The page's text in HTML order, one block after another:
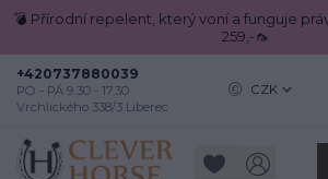
💣 Přírodní repelent, který voní a funguje
259,-🦟
CZK
+420737880039
PO - PÁ 9.30 - 17.30
Vrchlického 338/3 Liberec